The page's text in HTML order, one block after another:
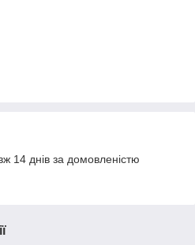
14 днів за домовленістю